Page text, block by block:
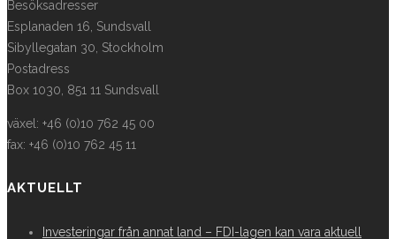
Besöksadresser
Esplanaden 16, Sundsvall
Sibyllegatan 30, Stockholm
Postadress
Box 1030, 851 11 Sundsvall
växel: +46 (0)10 762 45 00
fax: +46 (0)10 762 45 11
AKTUELLT
Investeringar från annat land – FDI-lagen kan vara aktuell